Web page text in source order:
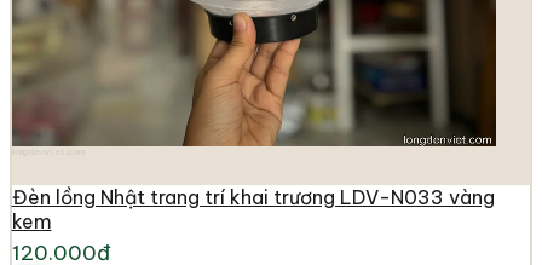
Đèn lồng Nhật trang trí khai trương LDV-N033 vàng
kem
120.000đ